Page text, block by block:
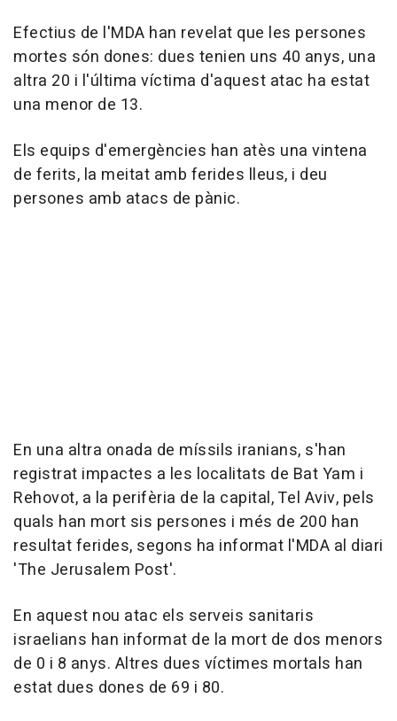
Efectius de l'MDA han revelat que les persones
mortes són dones: dues tenien uns 40 anys, una
altra 20 i l'última víctima d'aquest atac ha estat
una menor de 13.
Els equips d'emergències han atès una vintena
de ferits, la meitat amb ferides lleus, i deu
persones amb atacs de pànic.
En una altra onada de míssils iranians, s'han
registrat impactes a les localitats de Bat Yam i
Rehovot, a la perifèria de la capital, Tel Aviv, pels
quals han mort sis persones i més de 200 han
resultat ferides, segons ha informat l'MDA al diari
'The Jerusalem Post'.
En aquest nou atac els serveis sanitaris
israelians han informat de la mort de dos menors
de 0 i 8 anys. Altres dues víctimes mortals han
estat dues dones de 69 i 80.